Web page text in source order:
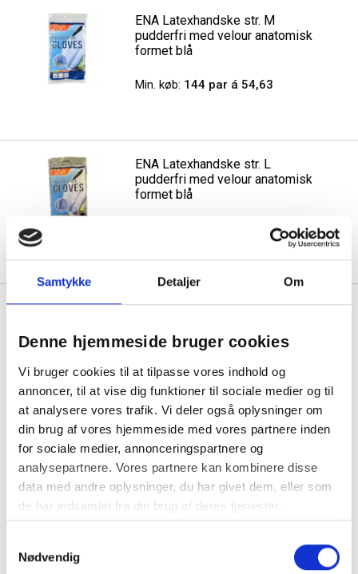
Samtykke Detaljer Om
Denne hjemmeside bruger cookies
Vi bruger cookies til at tilpasse vores indhold og
annoncer, til at vise dig funktioner til sociale medier og til
at analysere vores trafik. Vi deler også oplysninger om
din brug af vores hjemmeside med vores partnere inden
for sociale medier, annonceringspartnere og
analysepartnere. Vores partnere kan kombinere disse
data med andre oplysninger, du har givet dem, eller som
de har indsamlet fra din brug af deres tjenester.
Nødvendig
ENA Latexhandske str. M
pudderfri med velour anatomisk
formet blå
Min. køb: 144 par á 54,63
ENA Latexhandske str. L
pudderfri med velour anatomisk
formet blå
144 par á 25,19
ENA Latexhandske str. XL
formet blå
Min. køb:144 par á 54,63